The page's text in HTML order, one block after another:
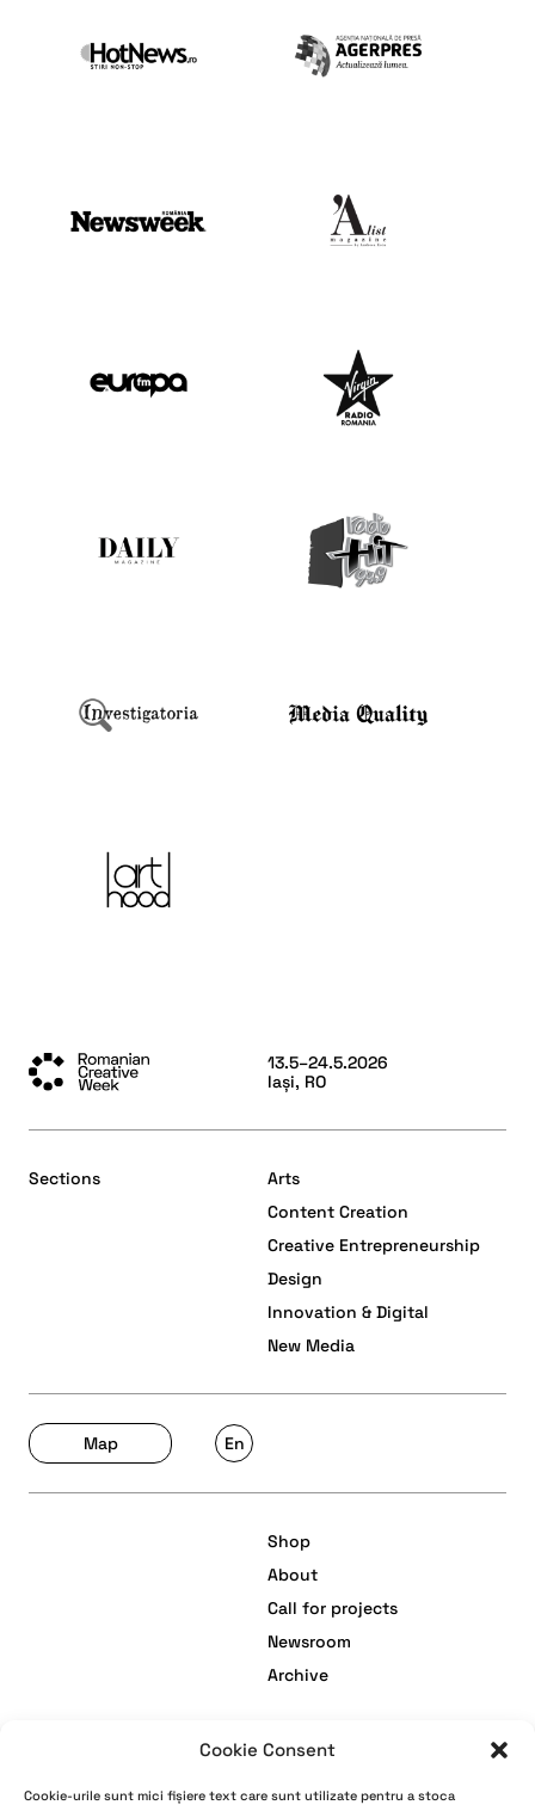
Cookie Consent
Cookie-urile sunt mici fișiere text care sunt utilizate pentru a stoca
13.5–24.5.2026
Iași, RO
Sections
Arts
Content Creation
Creative Entrepreneurship
Design
Innovation & Digital
New Media
Shop
About
Call for projects
Newsroom
Archive
Map En